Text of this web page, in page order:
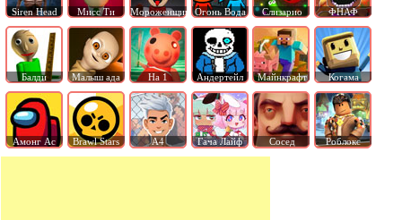
Siren Head Мисс Ти Мороженщик Огонь Вода Слизарио ФНАФ
Балди Малыш ада На 1 Андертейл Майнкрафт Когама
Амонг Ас Brawl Stars А4 Гача Лайф Сосед Роблокс